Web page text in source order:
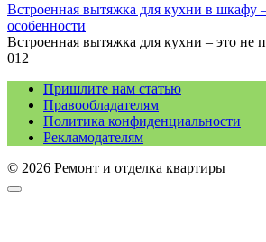
Встроенная вытяжка для кухни в шкафу
особенности
Встроенная вытяжка для кухни – это не
012
Пришлите нам статью
Правообладателям
Политика конфиденциальности
Рекламодателям
© 2026 Ремонт и отделка квартиры